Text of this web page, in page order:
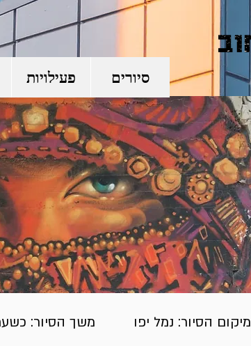
סיורים פעילויות
משך הסיור: מיקום הסיור: נמל יפו